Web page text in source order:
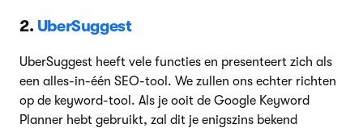
2. UberSuggest
UberSuggest heeft vele functies en presenteert zich als
een alles-in-één SEO-tool. We zullen ons echter richten
op de keyword-tool. Als je ooit de Google Keyword
Planner hebt gebruikt, zal dit je enigszins bekend